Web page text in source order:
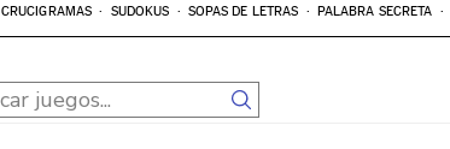
CRUCIGRAMAS SUDOKUS SOPAS DE LETRAS PALABRA SECRETA